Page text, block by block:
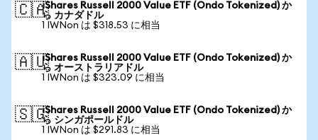
🇨🇦iShares Russell 2000 Value ETF (Ondo Tokenized) か
ら カナダドル
1 IWNon は $318.53 に相当
🇦🇺iShares Russell 2000 Value ETF (Ondo Tokenized) か
ら オーストラリアドル
1 IWNon は $323.09 に相当
🇸🇬iShares Russell 2000 Value ETF (Ondo Tokenized) か
ら シンガポールドル
1 IWNon は $291.83 に相当